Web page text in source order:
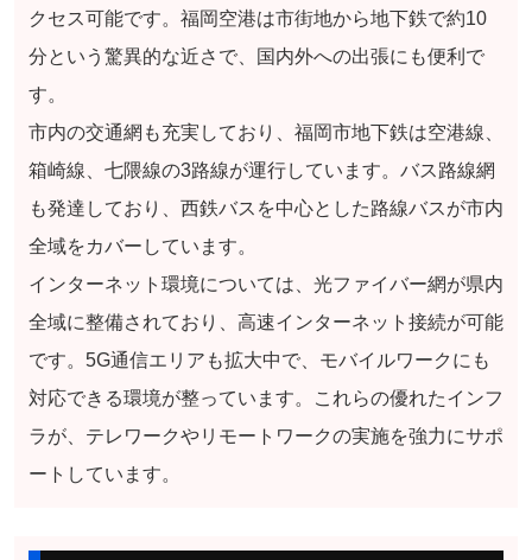
クセス可能です。福岡空港は市街地から地下鉄で約10
分という驚異的な近さで、国内外への出張にも便利で
す。
市内の交通網も充実しており、福岡市地下鉄は空港線、
箱崎線、七隈線の3路線が運行しています。バス路線網
も発達しており、西鉄バスを中心とした路線バスが市内
全域をカバーしています。
インターネット環境については、光ファイバー網が県内
全域に整備されており、高速インターネット接続が可能
です。5G通信エリアも拡大中で、モバイルワークにも
対応できる環境が整っています。これらの優れたインフ
ラが、テレワークやリモートワークの実施を強力にサポ
ートしています。